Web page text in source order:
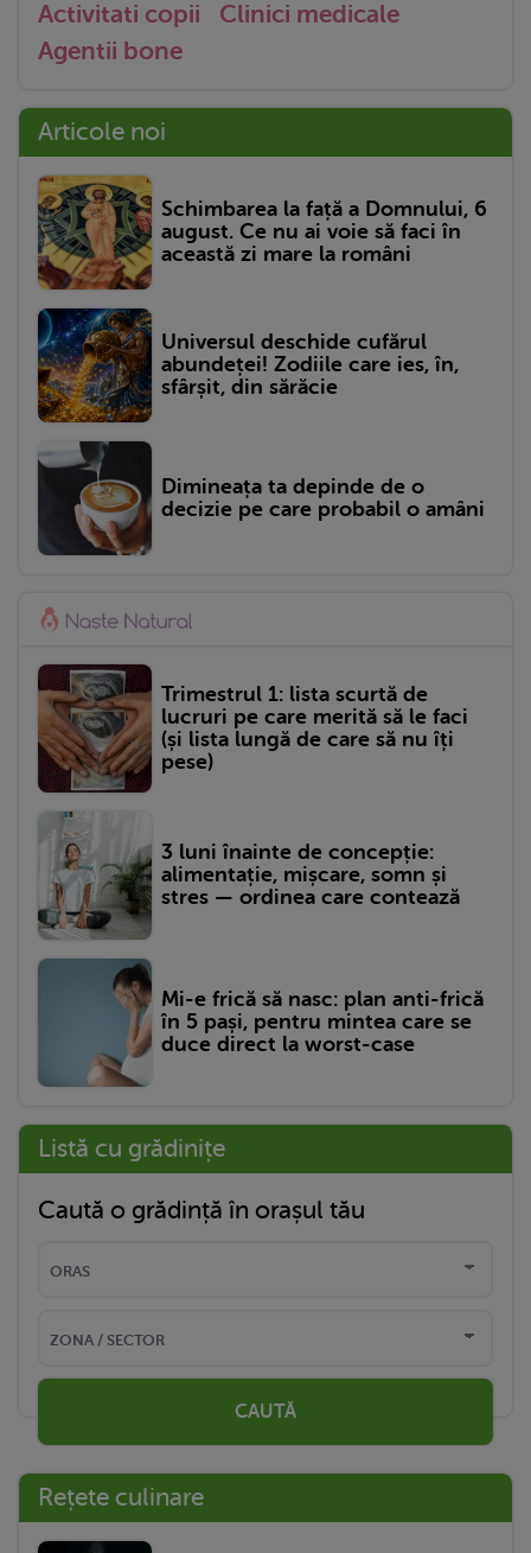
Activitati copii
Clinici medicale
Agentii bone
Articole noi
Schimbarea la față a Domnului, 6
august. Ce nu ai voie să faci în
această zi mare la români
Universul deschide cufărul
abundeței! Zodiile care ies, în,
sfârșit, din sărăcie
Dimineața ta depinde de o
decizie pe care probabil o amâni
Trimestrul 1: lista scurtă de
lucruri pe care merită să le faci
(și lista lungă de care să nu îți
pese)
3 luni înainte de concepție:
alimentație, mișcare, somn și
stres — ordinea care contează
Mi-e frică să nasc: plan anti-frică
în 5 pași, pentru mintea care se
duce direct la worst-case
Listă cu grădinițe
Caută o grădință în orașul tău
CAUTĂ
Rețete culinare